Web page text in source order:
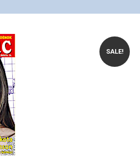
SALE!